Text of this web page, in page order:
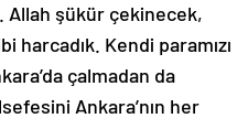
Allah şükür çekinecek,
harcadık. Kendi paramızı
çalmadan da
Ankara’nın her